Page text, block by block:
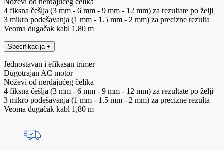
4 fiksna češlja (3 mm - 6 mm - 9 mm - 12 mm) za rezultate po želji
3 mikro podešavanja (1 mm - 1.5 mm - 2 mm) za precizne rezulta
Veoma dugačak kabl 1,80 m
Specifikacija +
Jednostavan i efikasan trimer
Dugotrajan AC motor
Noževi od nerđajućeg čelika
4 fiksna češlja (3 mm - 6 mm - 9 mm - 12 mm) za rezultate po želji
3 mikro podešavanja (1 mm - 1.5 mm - 2 mm) za precizne rezulta
Veoma dugačak kabl 1,80 m